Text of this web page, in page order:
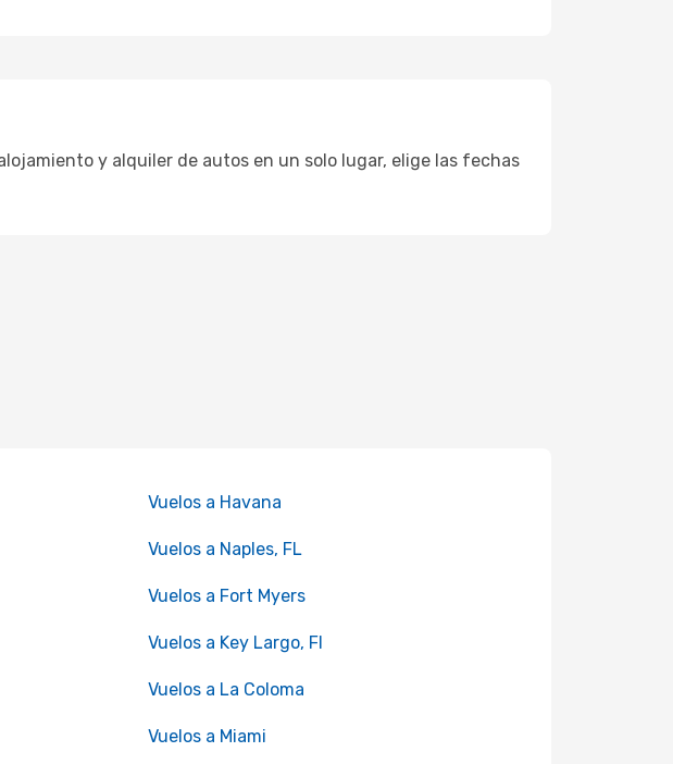
y alquiler de autos en un solo lugar, elige las fechas
Vuelos a Havana
Vuelos a Naples, FL
Vuelos a Fort Myers
Vuelos a Key Largo, FI
Vuelos a La Coloma
Vuelos a Miami